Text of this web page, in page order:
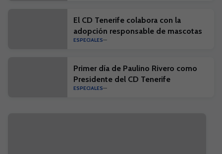
El CD Tenerife colabora con la
adopción responsable de mascotas
ESPECIALES
Primer día de Paulino Rivero como
Presidente del CD Tenerife
ESPECIALES